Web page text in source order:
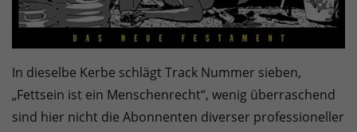
In dieselbe Kerbe schlägt Track Nummer sieben,
„Fettsein ist ein Menschenrecht“, wenig überraschend
sind hier nicht die Abonnenten diverser professioneller